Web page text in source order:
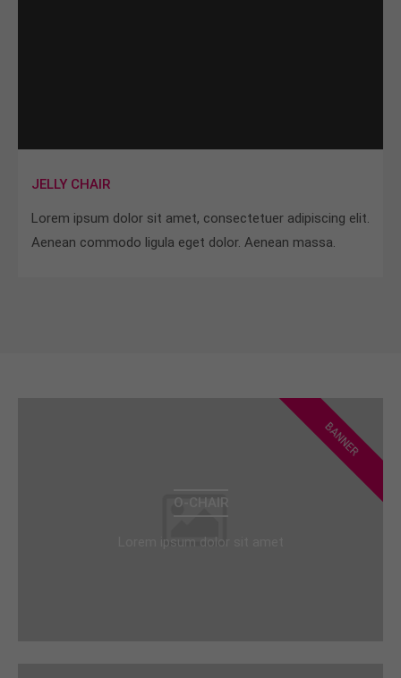
JELLY CHAIR
Lorem ipsum dolor sit amet, consectetuer adipiscing elit.
Aenean commodo ligula eget dolor. Aenean massa.
BANNER
O-CHAIR
Lorem ipsum dolor sit amet